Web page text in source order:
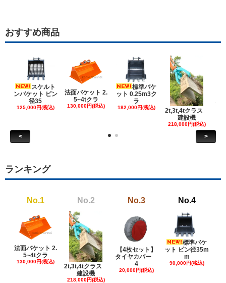
おすすめ商品
スケルト
ンバケット ピン
径35
125,000円(税込)
法面バケット 2.
5~4tクラ
130,000円(税込)
標準バケ
ット 0.25m3ク
ラ
182,000円(税込)
2t,3t,4tクラス
建設機
218,000円(税込)
< >
ランキング
No.1
法面バケット 2.
5~4tクラ
130,000円(税込)
No.2
2t,3t,4tクラス
建設機
218,000円(税込)
No.3
【4枚セット】
タイヤカバー
4
20,000円(税込)
No.4
標準バケ
ット ピン径35m
m
90,000円(税込)